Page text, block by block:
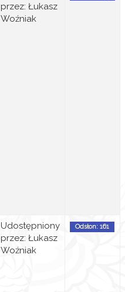
przez: Łukasz
Woźniak
Udostępniony
przez: Łukasz
Woźniak
Odsłon: 161